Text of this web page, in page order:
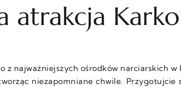
atrakcja
najważniejszych ośrodków narciarskich w
niezapomniane chwile. Przygotujcie